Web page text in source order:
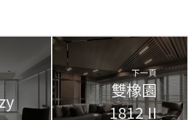
下一頁
雙橡園
1812 II